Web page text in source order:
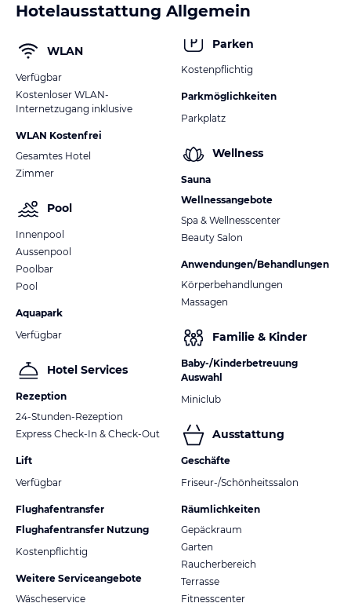
Hotelausstattung Allgemein
WLAN
Verfügbar
Kostenloser WLAN-
Internetzugang inklusive
WLAN Kostenfrei
Gesamtes Hotel
Zimmer
Pool
Innenpool
Aussenpool
Poolbar
Pool
Aquapark
Verfügbar
Hotel Services
Rezeption
24-Stunden-Rezeption
Express Check-In & Check-Out
Lift
Verfügbar
Flughafentransfer
Flughafentransfer Nutzung
Kostenpflichtig
Weitere Serviceangebote
Wäscheservice
Parken
Kostenpflichtig
Parkmöglichkeiten
Parkplatz
Wellness
Sauna
Wellnessangebote
Spa & Wellnesscenter
Beauty Salon
Anwendungen/Behandlungen
Körperbehandlungen
Massagen
Familie & Kinder
Baby-/Kinderbetreuung
Auswahl
Miniclub
Ausstattung
Geschäfte
Friseur-/Schönheitssalon
Räumlichkeiten
Gepäckraum
Garten
Raucherbereich
Terrasse
Fitnesscenter